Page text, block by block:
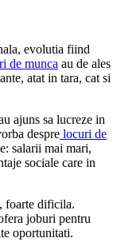
evolutia fiind
de munca au de ales
atat in tara, cat si
ajuns sa lucreze in
despre locuri de
salarii mai mari,
sociale care in
foarte dificila.
joburi pentru
oportunitati.